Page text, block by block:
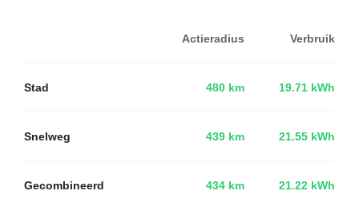
Actieradius Verbruik
Stad 480 km 19.71 kWh
Snelweg 439 km 21.55 kWh
Gecombineerd 434 km 21.22 kWh